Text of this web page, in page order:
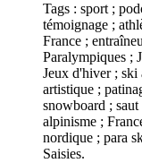
Tags : sport ;
témoignage ;
France ;
Paralympiques ;
Jeux d'hiver ; ski
artistique ;
snowboard ;
alpinisme ;
nordique ; para
Saisies.